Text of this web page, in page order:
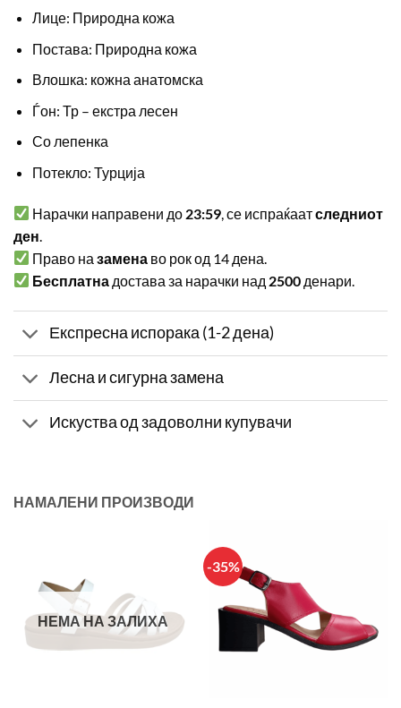
Лице: Природна кожа
Постава: Природна кожа
Влошка: кожна анатомска
Ѓон: Тр – екстра лесен
Со лепенка
Потекло: Турција
Нарачки направени до 23:59, се испраќаатследниот
ден.
Право назамена во рок од 14 дена.
Бесплатна достава за нарачки над 2500 денари.
Експресна испорака (1-2 дена)
Лесна и сигурна замена
Искуства од задоволни купувачи
НАМАЛЕНИ ПРОИЗВОДИ
НЕМА НА ЗАЛИХА
-35%